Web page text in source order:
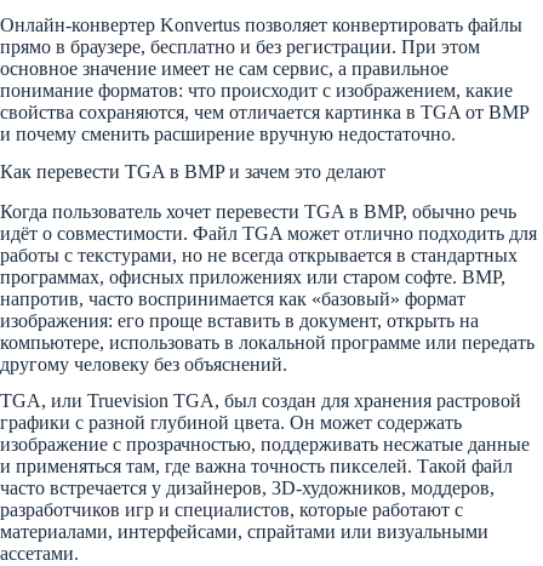
Онлайн-конвертер Konvertus позволяет конвертировать файлы
прямо в браузере, бесплатно и без регистрации. При этом
основное значение имеет не сам сервис, а правильное
понимание форматов: что происходит с изображением, какие
свойства сохраняются, чем отличается картинка в TGA от BMP
и почему сменить расширение вручную недостаточно.
Как перевести TGA в BMP и зачем это делают
Когда пользователь хочет перевести TGA в BMP, обычно речь
идёт о совместимости. Файл TGA может отлично подходить для
работы с текстурами, но не всегда открывается в стандартных
программах, офисных приложениях или старом софте. BMP,
напротив, часто воспринимается как «базовый» формат
изображения: его проще вставить в документ, открыть на
компьютере, использовать в локальной программе или передать
другому человеку без объяснений.
TGA, или Truevision TGA, был создан для хранения растровой
графики с разной глубиной цвета. Он может содержать
изображение с прозрачностью, поддерживать несжатые данные
и применяться там, где важна точность пикселей. Такой файл
часто встречается у дизайнеров, 3D-художников, моддеров,
разработчиков игр и специалистов, которые работают с
материалами, интерфейсами, спрайтами или визуальными
ассетами.